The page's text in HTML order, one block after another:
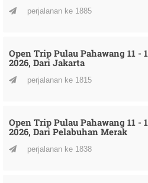
perjalanan ke 1885
Open Trip Pulau Pahawang 11 -
2026, Dari Jakarta
perjalanan ke 1815
Open Trip Pulau Pahawang 11 -
2026, Dari Pelabuhan Merak
perjalanan ke 1838